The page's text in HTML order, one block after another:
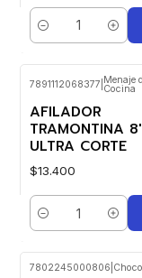
Cantidad
7891112068377 Menaje
Cocina
AFILADOR
TRAMONTINA
ULTRA CORTE
$13.400
Cantidad
7802245000806